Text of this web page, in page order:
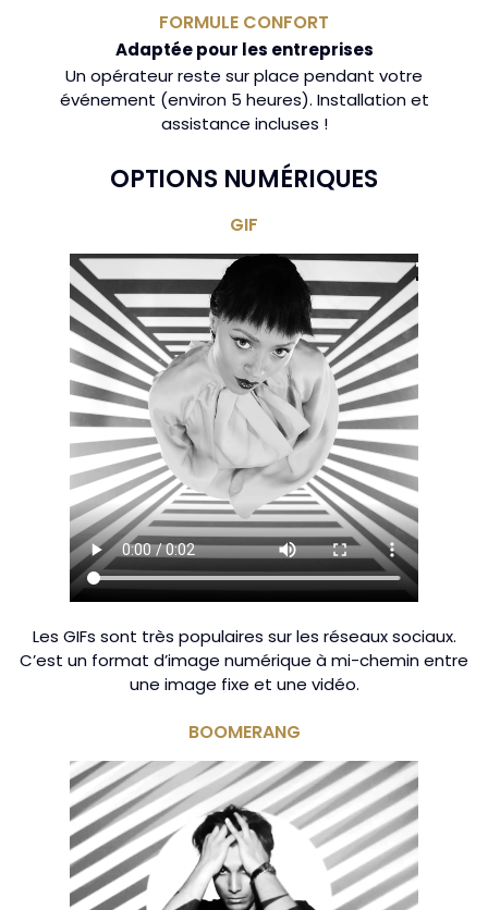
FORMULE CONFORT
Adaptée pour les entreprises
Un opérateur reste sur place pendant votre
événement (environ 5 heures). Installation et
assistance incluses !
OPTIONS NUMÉRIQUES
GIF
Les GIFs sont très populaires sur les réseaux sociaux.
C’est un format d’image numérique à mi-chemin entre
une image fixe et une vidéo.
BOOMERANG